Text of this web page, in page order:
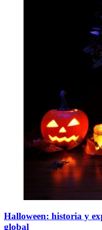
Halloween: historia y
global